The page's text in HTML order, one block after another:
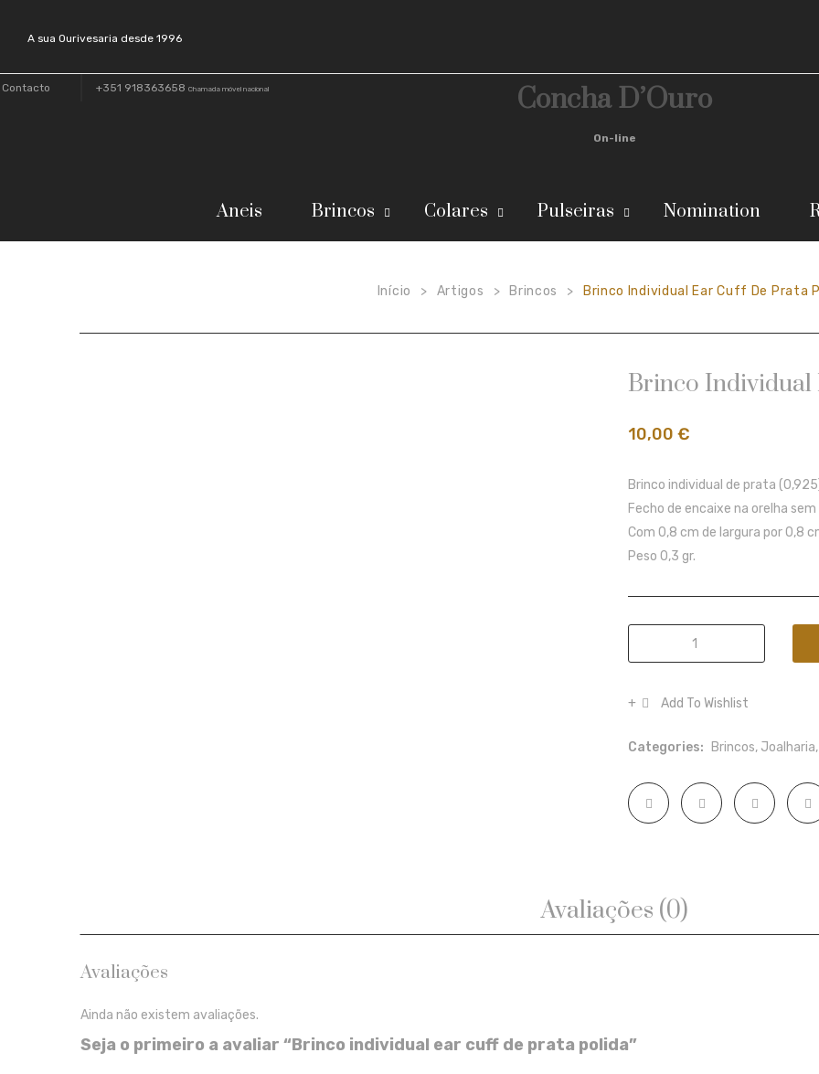
A sua Ourivesaria desde 1996
Contacto +351 918363658 Chamada móvel nacional Concha D’Ouro
On-line
Aneis Brincos Colares Pulseiras Nomination
Início > Artigos > Brincos > Brinco Individual Ear Cuff De Prata
Brinco Individual
10,00 €
Brinco individual de prata
Fecho de encaixe na orelha
Com 0,8 cm de largura por 0,8
Peso 0,3 gr.
individual
cuff
prata
quantity
Add To Wishlist
Categories: Brincos, Joalharia,
Avaliações (0)
Avaliações
Ainda não existem avaliações.
Seja o primeiro a avaliar “Brinco individual ear cuff de prata polida”